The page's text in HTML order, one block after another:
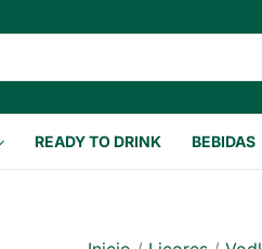
READY TO DRINK BEBIDAS